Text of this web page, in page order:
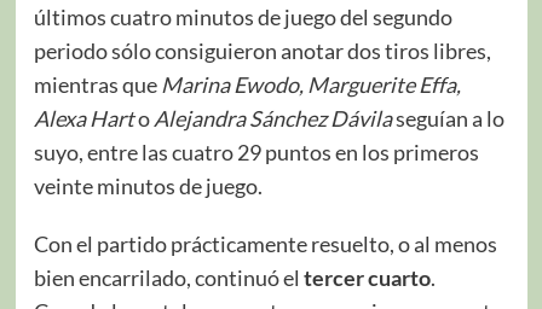
últimos cuatro minutos de juego del segundo
periodo sólo consiguieron anotar dos tiros libres,
mientras que Marina Ewodo, Marguerite Effa,
Alexa HartoAlejandra Sánchez Dávilaseguían a lo
suyo, entre las cuatro 29 puntos en los primeros
veinte minutos de juego.
Con el partido prácticamente resuelto, o al menos
bien encarrilado, continuó el tercer cuarto.